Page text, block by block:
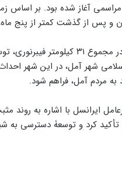
آغاز شده بود. بر اساس
و پس از گذشت کمتر از پنج
با اجرای این پروژه، در
شهر آمل، در این شهر
مردم آمل، فراهم شود.
ایرانسل با اشاره به روند
کرد و توسعۀ دسترسی به